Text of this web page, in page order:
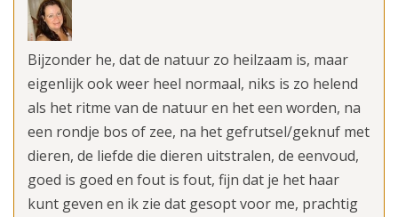
Bijzonder he, dat de natuur zo heilzaam is, maar
eigenlijk ook weer heel normaal, niks is zo helend
als het ritme van de natuur en het een worden, na
een rondje bos of zee, na het gefrutsel/geknuf met
dieren, de liefde die dieren uitstralen, de eenvoud,
goed is goed en fout is fout, fijn dat je het haar
kunt geven en ik zie dat gesopt voor me, prachtig